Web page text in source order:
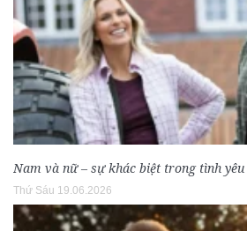
Nam và nữ – sự khác biệt trong tình yêu
Thứ Sáu 19.06.2026